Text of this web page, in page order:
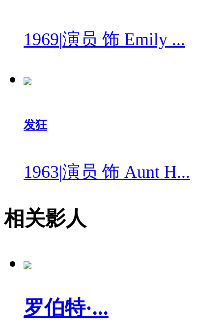
1969|演员 饰 Emily ...
发狂
1963|演员 饰 Aunt H...
相关影人
罗伯特·...